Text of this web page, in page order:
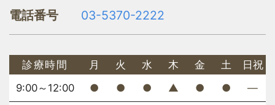
電話番号 03-5370-2222
診療時間 月 火 水 木 金 土
日祝
9:00～12:00
● ● ● ▲ ● ● ―